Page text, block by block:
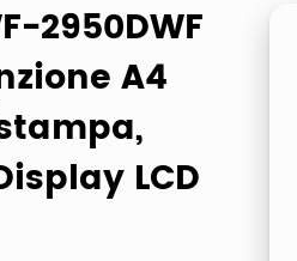
2950DWF
A4
LCD